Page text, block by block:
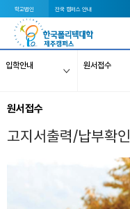
학교법인 전국 캠퍼스 안내
입학안내 원서접수
원서접수
고지서출력/납부확인